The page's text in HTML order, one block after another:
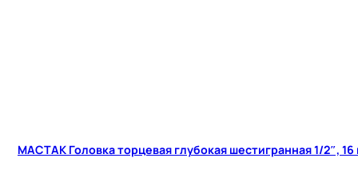
МАСТАК Головка торцевая глубокая шестигранная 1/2″, 16